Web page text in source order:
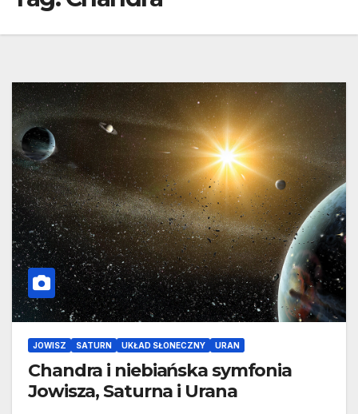
JOWISZ SATURN UKŁAD SŁONECZNY URAN
Chandra i niebiańska symfonia
Jowisza, Saturna i Urana